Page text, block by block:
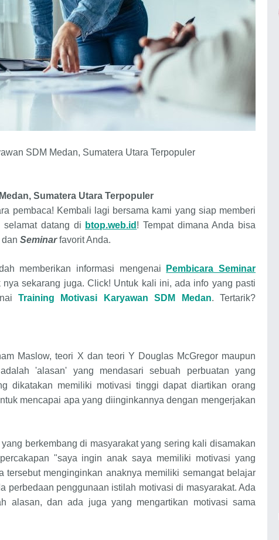
SDM Medan, Sumatera Utara Terpopuler
Medan, Sumatera Utara Terpopuler
pembaca! Kembali lagi bersama kami yang siap memberi
selamat datang di btop.web.id ! Tempat dimana Anda bisa
dan Seminarfavorit Anda.
memberikan informasi mengenai
Pembicara Seminar
sekarang juga. Click! Untuk kali ini, ada info yang pasti
Training Motivasi Karyawan SDM Medan.
Tertarik?
Maslow, teori X dan teori Y Douglas McGregor maupun
'alasan' yang mendasari sebuah perbuatan yang
dikatakan memiliki motivasi tinggi dapat diartikan orang
mencapai apa yang diinginkannya dengan mengerjakan
berkembang di masyarakat yang sering kali disamakan
"saya ingin anak saya memiliki motivasi yang
menginginkan anaknya memiliki semangat belajar
perbedaan penggunaan istilah motivasi di masyarakat. Ada
alasan, dan ada juga yang mengartikan motivasi sama